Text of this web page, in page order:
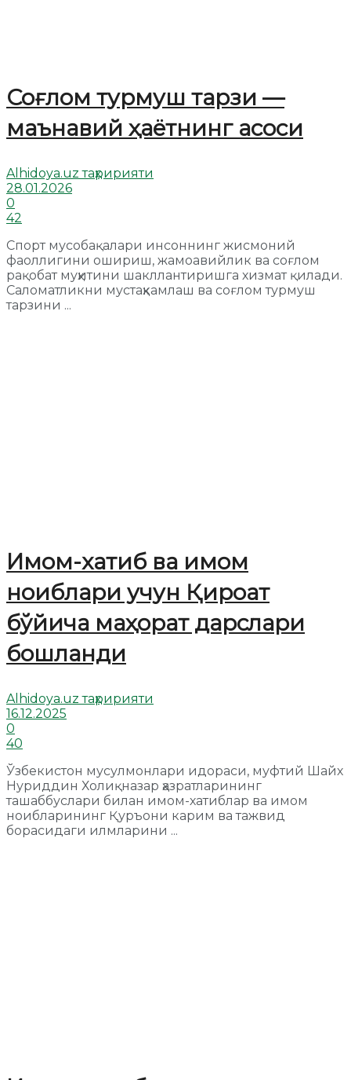
Соғлом турмуш тарзи —
маънавий ҳаётнинг асоси
Alhidoya.uz таҳририяти
28.01.2026
0
42
Спорт мусобақалари инсоннинг жисмоний
фаоллигини ошириш, жамоавийлик ва соғлом
рақобат муҳитини шакллантиришга хизмат қилади.
Саломатликни мустаҳкамлаш ва соғлом турмуш
тарзини ...
Имом-хатиб ва имом
ноиблари учун Қироат
бўйича маҳорат дарслари
бошланди
Alhidoya.uz таҳририяти
16.12.2025
0
40
Ўзбекистон мусулмонлари идораси, муфтий Шайх
Нуриддин Холиқназар ҳазратларининг
ташаббуслари билан имом-хатиблар ва имом
ноибларининг Қуръони карим ва тажвид
борасидаги илмларини ...